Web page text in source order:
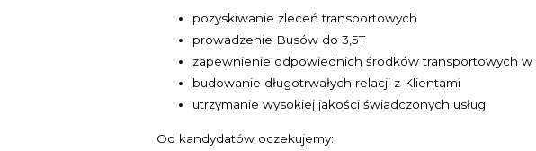
pozyskiwanie zleceń transportowych
prowadzenie Busów do 3,5T
zapewnienie odpowiednich środków transportowych w
budowanie długotrwałych relacji z Klientami
utrzymanie wysokiej jakości świadczonych usług
Od kandydatów oczekujemy: